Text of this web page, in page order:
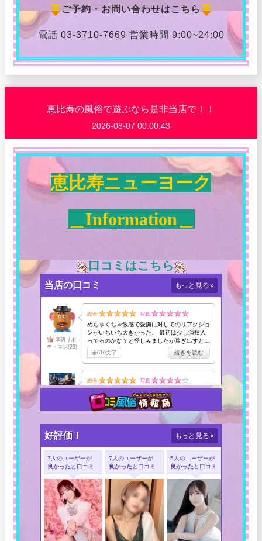
ご予約・お問い合わせはこちら
電話 03-3710-7669 営業時間 9:00~24:00
恵比寿の風俗で遊ぶなら是非当店で！！
2026-08-07 00:00:43
恵比寿ニューヨーク
＿Information＿
口コミはこちら
当店の口コミ もっと見る»
好評価！ もっと見る»